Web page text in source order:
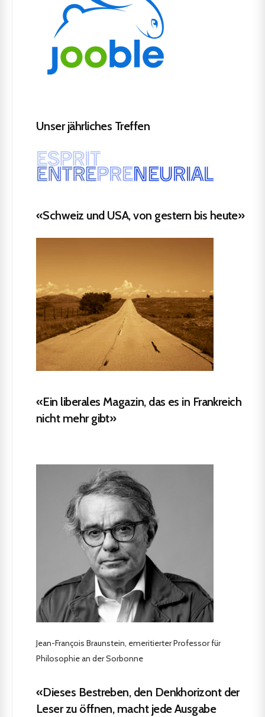
Unser jährliches Treffen
«Schweiz und USA, von gestern bis heute»
«Ein liberales Magazin, das es in Frankreich
nicht mehr gibt»
Jean-François Braunstein, emeritierter Professor für
Philosophie an der Sorbonne
«Dieses Bestreben, den Denkhorizont der
Leser zu öffnen, macht jede Ausgabe